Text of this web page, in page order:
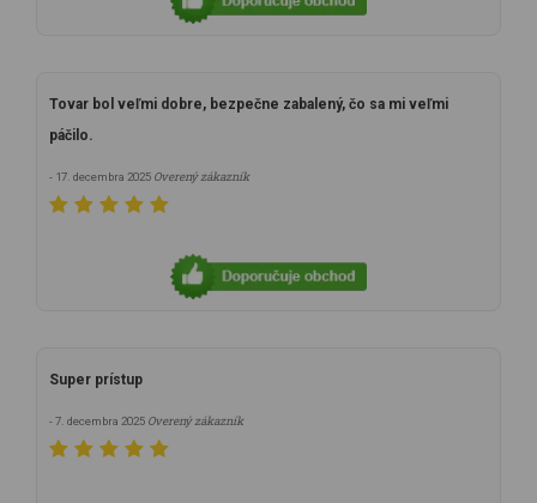
Tovar bol veľmi dobre, bezpečne zabalený, čo sa mi veľmi
páčilo.
- 17. decembra 2025 Overený zákazník
Super prístup
- 7. decembra 2025 Overený zákazník